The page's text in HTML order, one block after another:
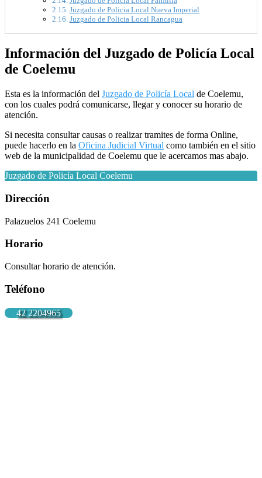
Juzgado de Policia Local Nueva Imperial
Juzgado de Policia Local Rancagua
Información del Juzgado de Policía Local
de Coelemu
Esta es la información del Juzgado de Policía Local de Coelemu,
con los cuales podrá comunicarse, llegar y conocer su horario de
atención.
Si necesita consultar causas o realizar tramites de forma Online,
puede hacerlo en la Oficina Judicial Virtual como también en el sitio
web de la municipalidad de Coelemu que le acercamos mas abajo.
Juzgado de Policía Local Coelemu
Dirección
Palazuelos 241 Coelemu
Horario
Consultar horario de atención.
Teléfono
42 2204965